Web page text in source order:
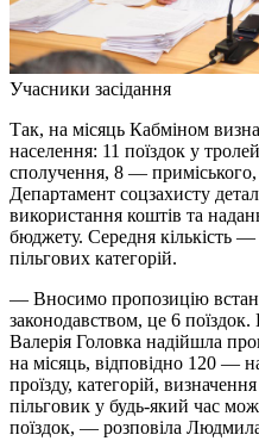
Учасники засідання
Так, на місяць Кабміном
населення: 11 поїздок у
сполучення, 8 —
Департамент соцзахисту
використання коштів та
бюджету. Середня кількість —
пільгових категорій.
— Вносимо пропозицію
законодавством, це 6
Валерія Головка надійшла
на місяць, відповідно 120 —
проїзду, категорій,
пільговик у будь-який час
поїздок, — розповіла